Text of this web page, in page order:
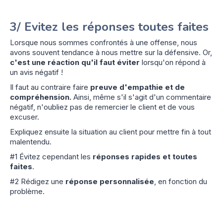
3/ Evitez les réponses toutes faites
Lorsque nous sommes confrontés à une offense, nous
avons souvent tendance à nous mettre sur la défensive. Or,
c'est une réaction qu'il faut éviter lorsqu'on répond à
un avis négatif !
Il faut au contraire faire preuve d'empathie et de
compréhension. Ainsi, même s'il s'agit d'un commentaire
négatif, n'oubliez pas de remercier le client et de vous
excuser.
Expliquez ensuite la situation au client pour mettre fin à tout
malentendu.
#1 Évitez cependant les réponses rapides et toutes
faites.
#2 Rédigez une réponse personnalisée, en fonction du
problème.